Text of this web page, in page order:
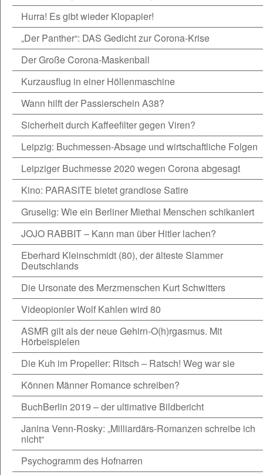
Hurra! Es gibt wieder Klopapier!
„Der Panther“: DAS Gedicht zur Corona-Krise
Der Große Corona-Maskenball
Kurzausflug in einer Höllenmaschine
Wann hilft der Passierschein A38?
Sicherheit durch Kaffeefilter gegen Viren?
Leipzig: Buchmessen-Absage und wirtschaftliche Folgen
Leipziger Buchmesse 2020 wegen Corona abgesagt
Kino: PARASITE bietet grandiose Satire
Gruselig: Wie ein Berliner Miethai Menschen schikaniert
JOJO RABBIT – Kann man über Hitler lachen?
Eberhard Kleinschmidt (80), der älteste Slammer
Deutschlands
Die Ursonate des Merzmenschen Kurt Schwitters
Videopionier Wolf Kahlen wird 80
ASMR gilt als der neue Gehirn-O(h)rgasmus. Mit
Hörbeispielen
Die Kuh im Propeller: Ritsch – Ratsch! Weg war sie
Können Männer Romance schreiben?
BuchBerlin 2019 – der ultimative Bildbericht
Janina Venn-Rosky: „Milliardärs-Romanzen schreibe ich
nicht“
Psychogramm des Hofnarren